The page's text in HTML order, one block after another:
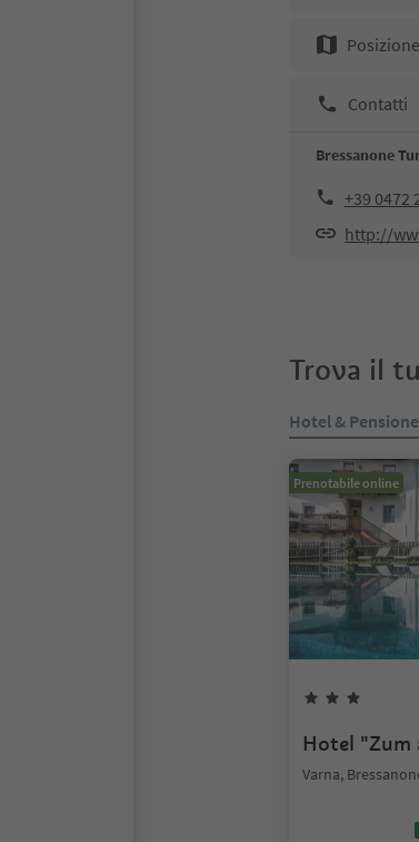
Contatti
Bressanone
+39 0472
http://
Trova il
Hotel & Pensione
Prenotabile online
Hotel "Zum
Varna,